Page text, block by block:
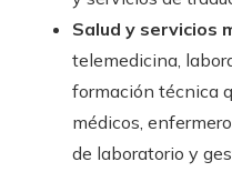
Salud y servicios
telemedicina,
formación técnica
médicos,
de laboratorio y